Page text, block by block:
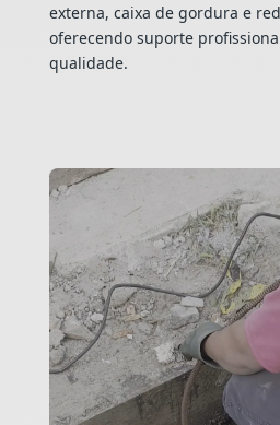
externa, caixa de gordura e
oferecendo suporte
qualidade.